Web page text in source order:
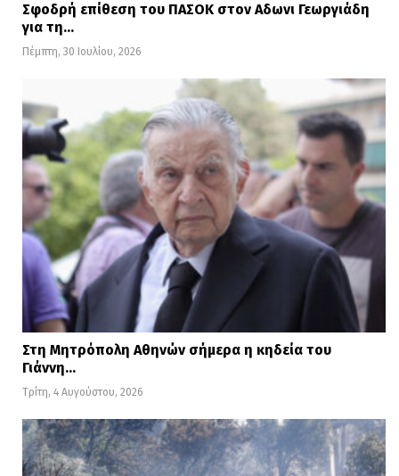
Σφοδρή επίθεση του ΠΑΣΟΚ στον Αδωνι Γεωργιάδη
για τη…
Πέμπτη, 30 Ιουλίου, 2026
Στη Μητρόπολη Αθηνών σήμερα η κηδεία του
Γιάννη…
Τρίτη, 4 Αυγούστου, 2026